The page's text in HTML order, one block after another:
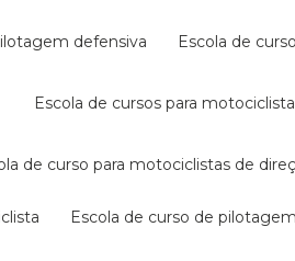
defensiva escola de
escola de cursos para
de curso para motociclistas de
escola de curso de